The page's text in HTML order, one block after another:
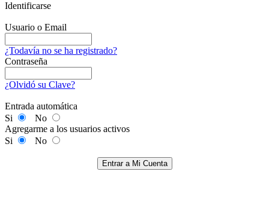
Identificarse
Usuario o Email
¿Todavía no se ha registrado?
Contraseña
¿Olvidó su Clave?
Entrada automática
Si
No
Agregarme a los usuarios activos
Si
No
Entrar a Mi Cuenta